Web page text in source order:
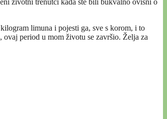
limuna i pojesti ga, sve s korom, i to
ovaj period u mom životu se završio. Želja za